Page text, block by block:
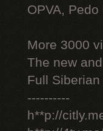
OPVA,
More 3000
The new
Full
----------
h**p://